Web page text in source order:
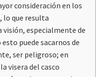
consideración en los
lo que resulta
visión, especialmente de
puede sacarnos de
ser peligroso; en
visera del casco